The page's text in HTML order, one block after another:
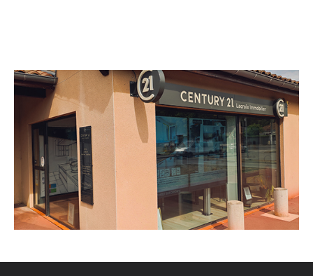
CENTURY 21 Lacroix Immobilier
Centre Cial "Verte Campagne"
LACROIX FALGARDE - 31120
Envoyer un message
Téléphoner à l'agence